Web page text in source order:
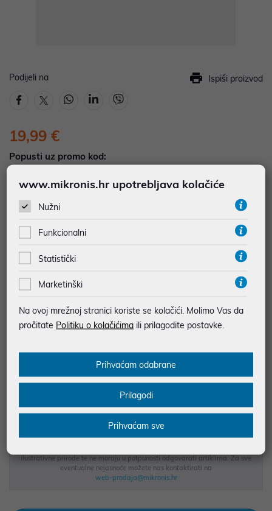
Podijeli na Ispiši proizvod
19,99 €
Popusti uz promo kod:
pay, Virman, Gotovina, Crypto) uz promo kod
"POPUST" , popusti se međusobno ne zbrajaju
Dodajte u košaricu
najam za pravne osobe od 12 do 36 mj. već od
Vidi detalje Pošalji upit
SIGURNA KUPOVINA
MOGUĆNOST PLAĆANJA NA RATE
Podaci uz artikle su prezentirani u dobroj namjeri. Mikronis d.o.o. ne
odgovara za eventualne pogreške nastale u opisu proizvoda, greške
ilustrativne prirode te ne moraju u potpunosti odgovarati artiklima. Za sve
eventualne nejasnoće možete nas kontaktirati na
web-prodaja@mikronis.hr
www.mikronis.hr upotrebljava kolačiće
Nužni
Funkcionalni
Statistički
Marketinški
Na ovoj mrežnoj stranici koriste se kolačići. Molimo Vas da
pročitate Politiku o kolačićima ili prilagodite postavke.
Prihvaćam odabrane
Prilagodi
Prihvaćam sve